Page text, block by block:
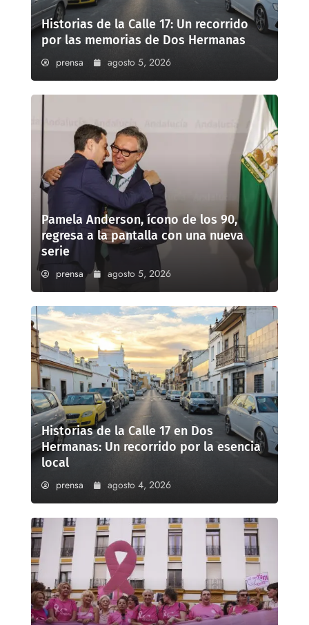
Historias de la Calle 17: Un recorrido
por las memorias de Dos Hermanas
prensa agosto 5, 2026
Pamela Anderson, ícono de los 90,
regresa a la pantalla con una nueva
serie
prensa agosto 5, 2026
Historias de la Calle 17 en Dos
Hermanas: Un recorrido por la esencia
local
prensa agosto 4, 2026